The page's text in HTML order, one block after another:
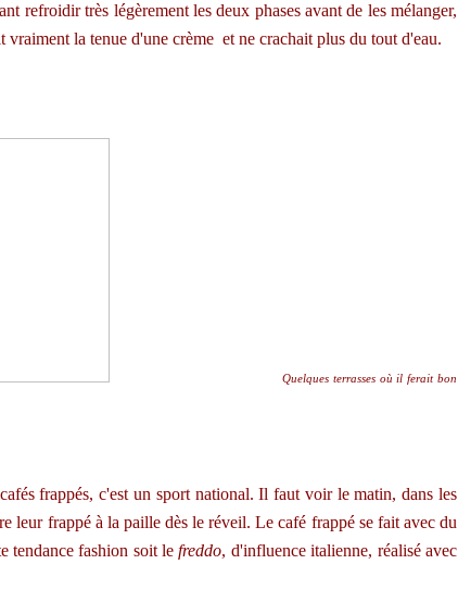
refroidir très légèrement les deux phases avant de les mélanger,
vraiment la tenue d'une crème et ne crachait plus du tout d'eau.
Quelques terrasses où il ferait bon
frappés, c'est un sport national. Il faut voir le matin, dans les
leur frappé à la paille dès le réveil. Le café frappé se fait avec du
tendance fashion soit lefreddo, d'influence italienne, réalisé avec